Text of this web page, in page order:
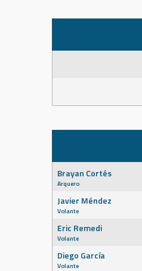
Brayan Cortés
Arquero
Javier Méndez
Volante
Eric Remedi
Volante
Diego García
Volante